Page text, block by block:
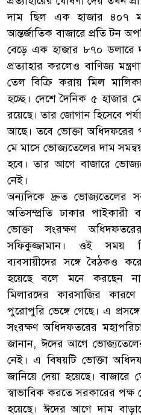
দাম ছিল এক হাজার ৪০৭
আন্তর্জাতিক বাজারে প্রতি টন
বেড়ে এক হাজার ৮৭০ ডলারে
প্রত্যাহার করলেও বাণিজ্য
তেল বিক্রি করায় মিল
হচ্ছে। দেশে দৈনিক ৫ হাজার
রয়েছে। তার জোগান হিসেবে
আছে। তবে ভোক্তা অধিদফরের
মে মাসে ভোজ্যতেলের দাম
হবে। তার আগে বাজারে
নেই।
অন্যদিকে দ্রুত ভোজ্যতেলের
অতিসম্প্রতি ঢাকার পাইকারী
ভোক্তা সংরক্ষণ
সফিকুজ্জামান। ওই সময়
ব্যবসায়ীদের সঙ্গে বৈঠকও
হয়েছে বলে মনে করছেন না
মিলারদের কারসাজির
পুরোপুরি ভেঙ্গে গেছে। এ
সংরক্ষণ অধিদফতরের
জানান, ঈদের আগে
নেই। এ বিষয়টি ভোক্তা
জানিয়ে দেয়া হয়েছে। বাজারে
স্বাভাবিক করতে সরকারের
হয়েছে। ঈদের আগে দাম